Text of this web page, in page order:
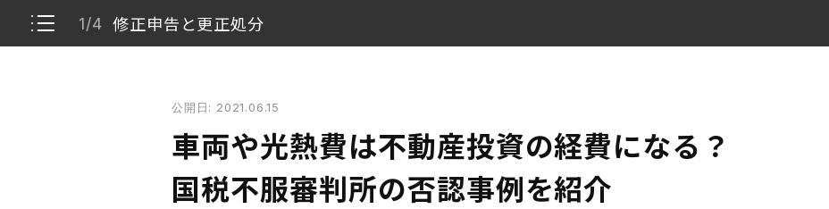
1/4 修正申告と更正処分
修正申告と更正処分
国税不服審判所の否認事例
公開日: 2021.06.15
車両や光熱費は不動産投資の経費になる？
国税不服審判所の否認事例を紹介